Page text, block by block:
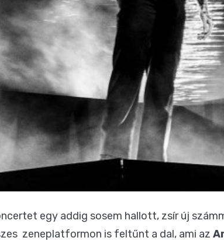
egy addig sosem hallott, zsír új
zeneplatformon is feltűnt a dal, ami az